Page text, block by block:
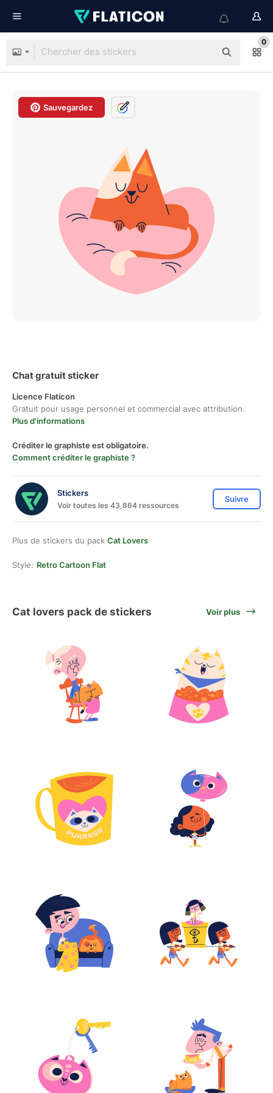
0
Sauvegardez
Chat gratuit sticker
Licence Flaticon
Gratuit pour usage personnel et commercial avec attribution.
Plus d'informations
Créditer le graphiste est obligatoire.
Comment créditer le graphiste ?
Stickers
Voir toutes les 43,864 ressources
Suivre
Plus de stickers du pack Cat Lovers
Style: Retro Cartoon Flat
Cat lovers pack de stickers Voir plus